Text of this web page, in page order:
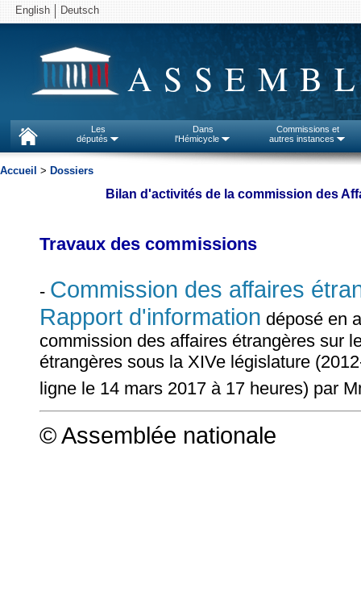
English Deutsch
Les
députés
Dans
l'Hémicycle
Commissions et
autres instances
Accueil > Dossiers
Bilan d'activités de la commission des
Travaux des commissions
- Commission des affaires
Rapport d'information déposé en
commission des affaires étrangères sur
étrangères sous la XIVe législature
ligne le 14 mars 2017 à 17 heures) par
© Assemblée nationale